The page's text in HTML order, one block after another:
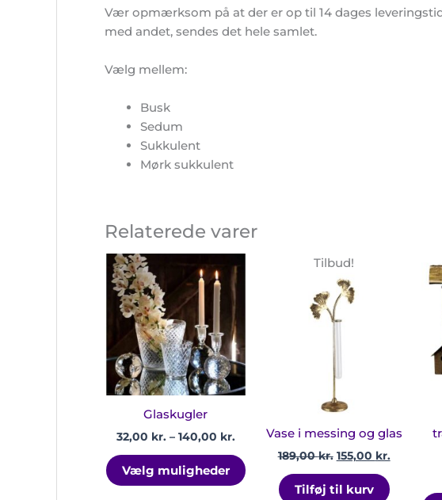
Vær opmærksom på at der er op til 14 dages
med andet, sendes det hele samlet.
Vælg mellem:
Busk
Sedum
Sukkulent
Mørk sukkulent
Relaterede varer
Glaskugler
32,00 kr. – 140,00 kr.
32,00 kr.
til
140,00 kr.
Vælg muligheder
vælges
varesiden
Tilbud!
Vase i messing og glas
189,00kr.
Den
pris
var:
189,00 kr..
155,00 kr.
aktuelle
155,00
Tilføj til kurv